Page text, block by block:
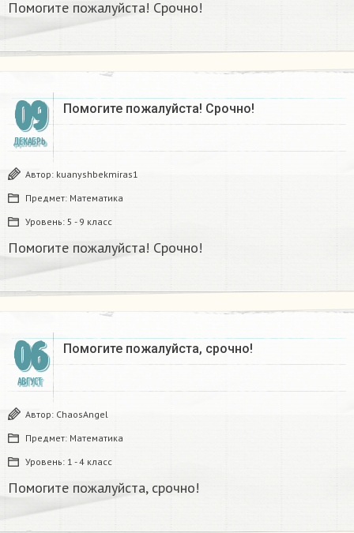
Помогите пожалуйста! Срочно!
09
ДЕКАБРЬ
Помогите пожалуйста! Срочно!
Автор: kuanyshbekmiras1
Предмет: Математика
Уровень: 5 - 9 класс
Помогите пожалуйста! Срочно!
06
АВГУСТ
Помогите пожалуйста, срочно!
Автор: ChaosAngel
Предмет: Математика
Уровень: 1 - 4 класс
Помогите пожалуйста, срочно!